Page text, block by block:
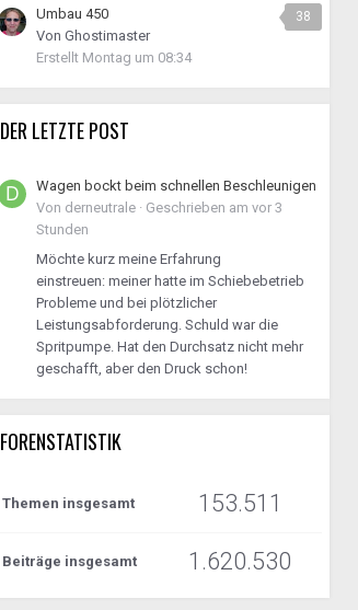
38
Umbau 450
Von Ghostimaster
Erstellt Montag um 08:34
DER LETZTE POST
Wagen bockt beim schnellen Beschleunigen
Von derneutrale · Geschrieben am vor 3
Stunden
Möchte kurz meine Erfahrung
einstreuen: meiner hatte im Schiebebetrieb
Probleme und bei plötzlicher
Leistungsabforderung. Schuld war die
Spritpumpe. Hat den Durchsatz nicht mehr
geschafft, aber den Druck schon!
FORENSTATISTIK
Themen insgesamt 153.511
Beiträge insgesamt 1.620.530